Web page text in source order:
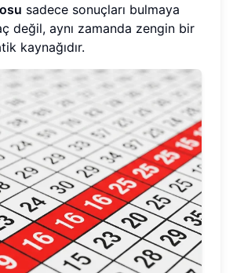
sadece sonuçları bulmaya
değil, aynı zamanda zengin bir
kaynağıdır.